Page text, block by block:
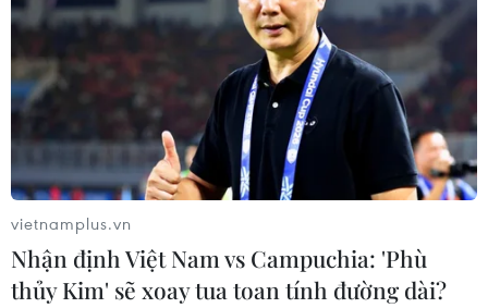
Estadio Nacional de Brasilia.- Trong lần chạm
trán gần nhất hồi tháng 6/2011, Hà Lan và Brazil
đã hòa 0-0.
- Trong trận bán kết với Argentina, Hà Lan đã
không tung ra được cú sút trúng cầu môn nào
trong 90 phút thi đấu chính thức.
- Thất bại trước Đức là thất bại đầu tiên của
Brazil trên sân nhà kể từ năm 1975.
vietnamplus.vn
Nhận định Việt Nam vs Campuchia: 'Phù
thủy Kim' sẽ xoay tua toan tính đường dài?